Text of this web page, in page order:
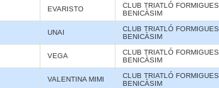
EVARISTO
CLUB TRIATLÓ FORMIGUES
BENICÀSIM
UNAI
CLUB TRIATLÓ FORMIGUES
BENICÀSIM
VEGA
CLUB TRIATLÓ FORMIGUES
BENICÀSIM
VALENTINA MIMI
CLUB TRIATLÓ FORMIGUES
BENICÀSIM